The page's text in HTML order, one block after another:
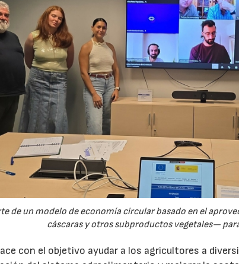
de un modelo de economía circular basado en el
cáscaras y otros subproductos vegetales—
con el objetivo ayudar a los agricultores a